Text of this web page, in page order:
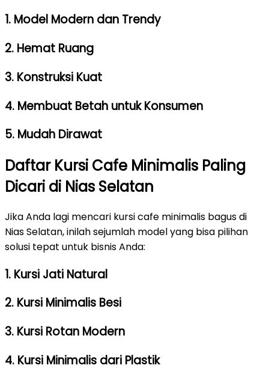
1. Model Modern dan Trendy
2. Hemat Ruang
3. Konstruksi Kuat
4. Membuat Betah untuk Konsumen
5. Mudah Dirawat
Daftar Kursi Cafe Minimalis Paling
Dicari di Nias Selatan
Jika Anda lagi mencari kursi cafe minimalis bagus di
Nias Selatan, inilah sejumlah model yang bisa pilihan
solusi tepat untuk bisnis Anda:
1. Kursi Jati Natural
2. Kursi Minimalis Besi
3. Kursi Rotan Modern
4. Kursi Minimalis dari Plastik